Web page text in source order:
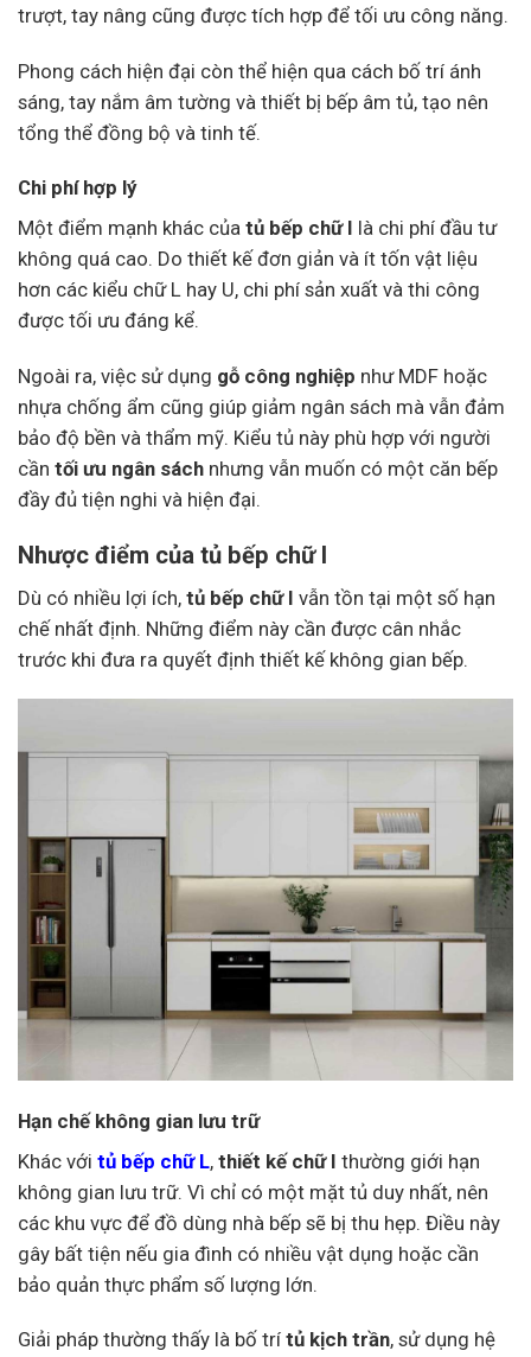
trượt, tay nâng cũng được tích hợp để tối ưu công năng.
Phong cách hiện đại còn thể hiện qua cách bố trí ánh
sáng, tay nắm âm tường và thiết bị bếp âm tủ, tạo nên
tổng thể đồng bộ và tinh tế.
Chi phí hợp lý
Một điểm mạnh khác của tủ bếp chữ I là chi phí đầu tư
không quá cao. Do thiết kế đơn giản và ít tốn vật liệu
hơn các kiểu chữ L hay U, chi phí sản xuất và thi công
được tối ưu đáng kể.
Ngoài ra, việc sử dụng gỗ công nghiệp như MDF hoặc
nhựa chống ẩm cũng giúp giảm ngân sách mà vẫn đảm
bảo độ bền và thẩm mỹ. Kiểu tủ này phù hợp với người
cần tối ưu ngân sách nhưng vẫn muốn có một căn bếp
đầy đủ tiện nghi và hiện đại.
Nhược điểm của tủ bếp chữ I
Dù có nhiều lợi ích, tủ bếp chữ I vẫn tồn tại một số hạn
chế nhất định. Những điểm này cần được cân nhắc
trước khi đưa ra quyết định thiết kế không gian bếp.
Hạn chế không gian lưu trữ
Khác với tủ bếp chữ L, thiết kế chữ I thường giới hạn
không gian lưu trữ. Vì chỉ có một mặt tủ duy nhất, nên
các khu vực để đồ dùng nhà bếp sẽ bị thu hẹp. Điều này
gây bất tiện nếu gia đình có nhiều vật dụng hoặc cần
bảo quản thực phẩm số lượng lớn.
Giải pháp thường thấy là bố trí tủ kịch trần, sử dụng hệ